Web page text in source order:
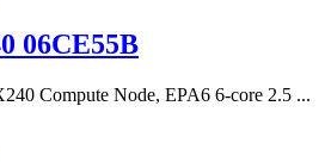
06CE55B
Compute Node, EPA6 6-core 2.5 ...